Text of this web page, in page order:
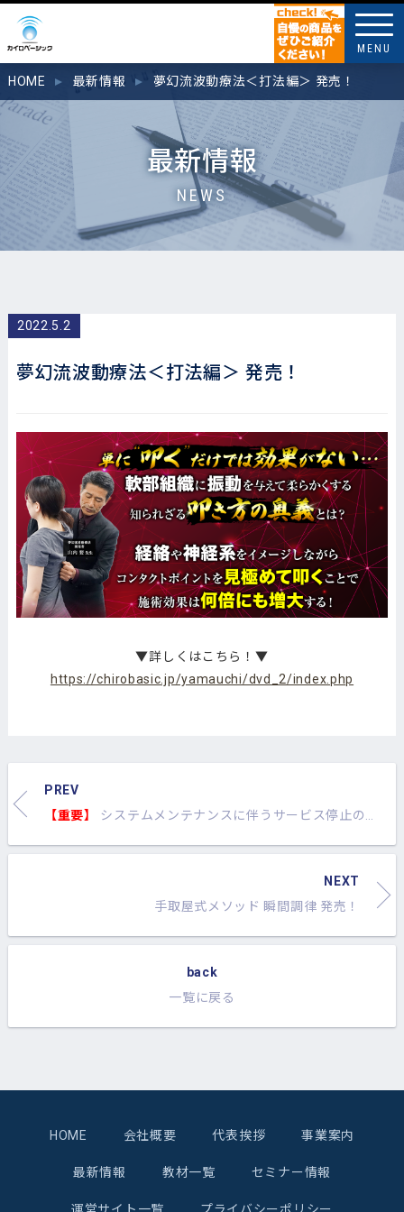
MENU
HOME 最新情報 夢幻流波動療法＜打法編＞ 発売！
最新情報
NEWS
2022.5.2
夢幻流波動療法＜打法編＞ 発売！
▼詳しくはこちら！▼
https://chirobasic.jp/yamauchi/dvd_2/index.php
PREV
【重要】 システムメンテナンスに伴うサービス停止のお知らせ
NEXT
手取屋式メソッド 瞬間調律 発売！
back
一覧に戻る
HOME 会社概要 代表挨拶 事業案内
最新情報 教材一覧 セミナー情報
運営サイト一覧 プライバシーポリシー